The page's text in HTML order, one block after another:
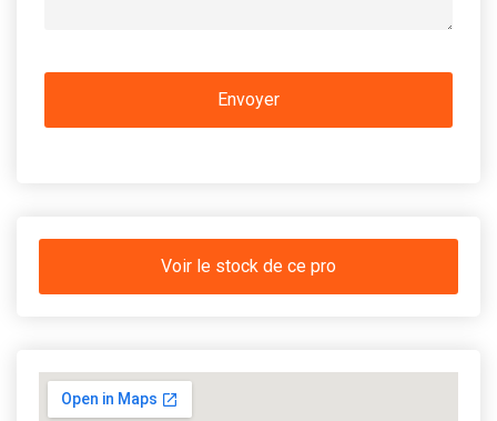
Voir le stock de ce pro